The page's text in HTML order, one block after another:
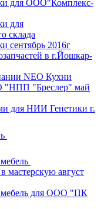
для ООО"Комплекс-
для
склада
сентябрь 2016г
в г.Йошкар-
NEO Кухни
"НПП "Бреслер" май
для НИИ Генетики г.
мастерскую август
мебель для ООО "ПК